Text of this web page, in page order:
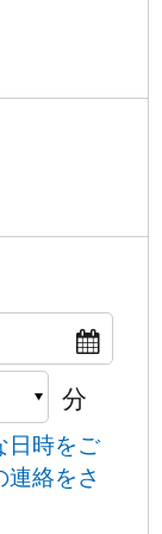
分
日時をご
連絡をさ